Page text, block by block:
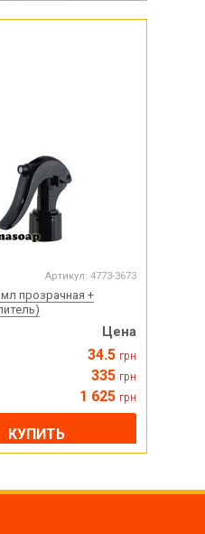
Артикул: 4773-3673
прозрачная +
Цена
34.5 грн
335 грн
1 625 грн
КУПИТЬ